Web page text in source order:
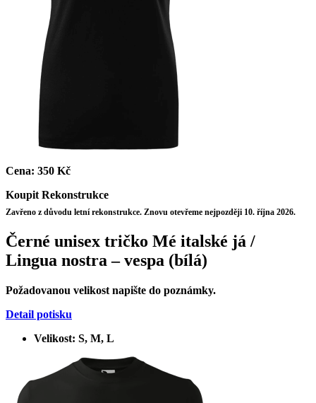
Cena: 350 Kč
Koupit Rekonstrukce
Zavřeno z důvodu letní rekonstrukce. Znovu otevřeme nejpozději 10. října 2026.
Černé unisex tričko Mé italské já /
Lingua nostra – vespa (bílá)
Požadovanou velikost napište do poznámky.
Detail potisku
Velikost: S, M, L